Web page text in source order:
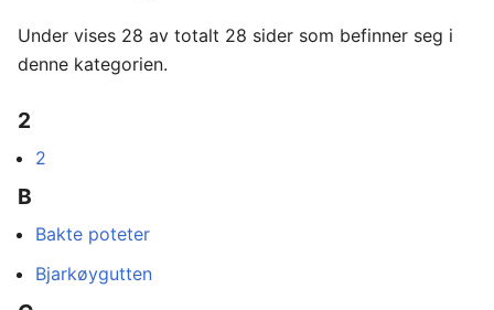
Under vises 28 av totalt 28 sider som befinner seg i
denne kategorien.
2
2
B
Bakte poteter
Bjarkøygutten